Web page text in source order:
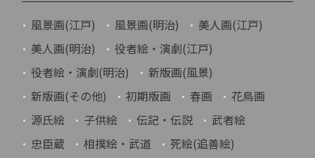
風景画(江戸) 風景画(明治)
美人画(江戸)
美人画(明治)
役者絵・演劇(江戸)
役者絵・演劇(明治)
新版画(風景)
新版画(その他)
初期版画 春画
花鳥画
源氏絵
子供絵 伝記・伝説
武者絵
忠臣蔵
相撲絵・武道
死絵(追善絵)